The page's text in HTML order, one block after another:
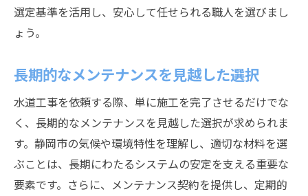
選定基準を活用し、安心して任せられる職人を選びまし
ょう。
長期的なメンテナンスを見越した選択
水道工事を依頼する際、単に施工を完了させるだけでな
く、長期的なメンテナンスを見越した選択が求められま
す。静岡市の気候や環境特性を理解し、適切な材料を選
ぶことは、長期にわたるシステムの安定を支える重要な
要素です。さらに、メンテナンス契約を提供し、定期的